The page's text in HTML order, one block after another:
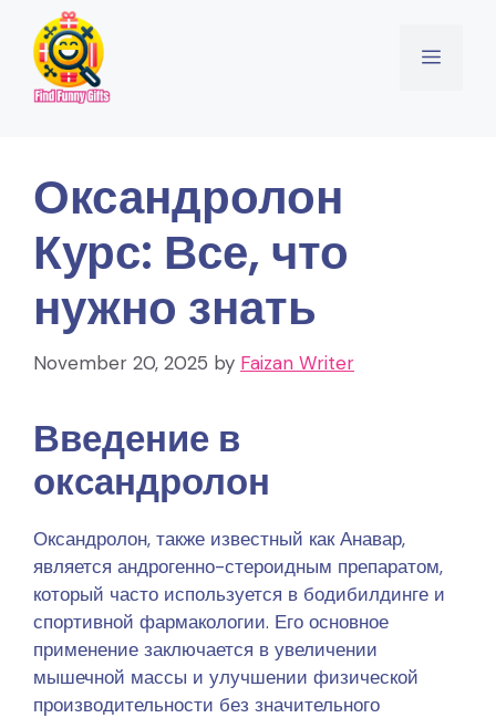
content
Menu
Оксандролон
Курс: Все, что
нужно знать
November 20, 2025 by Faizan Writer
Введение в
оксандролон
Оксандролон, также известный как Анавар,
является андрогенно-стероидным препаратом,
который часто используется в бодибилдинге и
спортивной фармакологии. Его основное
применение заключается в увеличении
мышечной массы и улучшении физической
производительности без значительного